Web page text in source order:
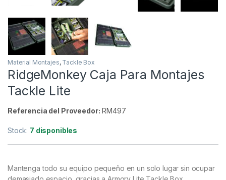
Material Montajes, Tackle Box
RidgeMonkey Caja Para Montajes
Tackle Lite
Referencia del Proveedor: RM497
Stock: 7 disponibles
Mantenga todo su equipo pequeño en un solo lugar sin ocupar